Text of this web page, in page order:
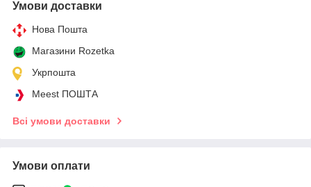
Умови доставки
Нова Пошта
Магазини Rozetka
Укрпошта
Meest ПОШТА
Всі умови доставки
Умови оплати